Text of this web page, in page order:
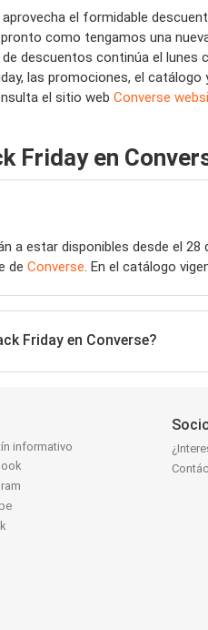
el formidable
como tengamos una
descuentos continúa el
las promociones, el
el sitio web Converse
Friday en
a estar disponibles desde el
de Converse. En el catálogo
Friday en Converse?
informativo